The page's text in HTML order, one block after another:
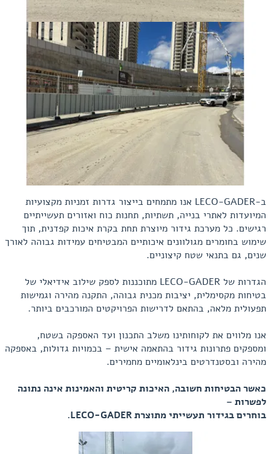
ב-LECO-GADER אנו מתמחים בייצור גדרות זמניות מקצועיות
המיועדות לאתרי בנייה, תשתיות, תחנות כוח ואזורים תעשייתיים
רגישים. כל מערכת גידור מיוצרת תחת בקרת איכות קפדנית, תוך
שימוש בחומרים מגולוונים איכותיים המבטיחים עמידות גבוהה לאורך
שנים, גם בתנאי שטח קיצוניים.
הגדרות של LECO-GADER מתוכננות לספק שילוב אידיאלי של
בטיחות מקסימלית, יציבות מכנית גבוהה, התקנה מהירה וגמישות
תפעולית מלאה, בהתאם לדרישות הפרויקטים המורכבים ביותר.
אנו מלווים את לקוחותינו משלב התכנון ועד האספקה בשטח,
ומספקים פתרונות גידור בהתאמה אישית – בכמויות גדולות, באספקה
מהירה ובסטנדרטים בינלאומיים מחמירים.
כאשר הבטיחות חשובה, האיכות קריטית והאמינות אינה נתונה
לפשרות –
בוחרים בגידור תעשייתי מתוצרת LECO-GADER.